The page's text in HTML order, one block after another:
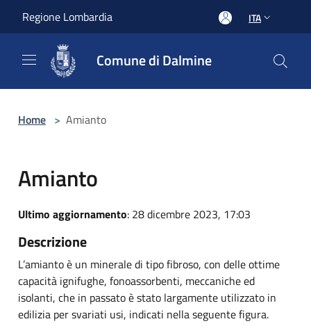
Regione Lombardia ITA
Comune di Dalmine
Home > Amianto
Amianto
Ultimo aggiornamento: 28 dicembre 2023, 17:03
Descrizione
L’amianto è un minerale di tipo fibroso, con delle ottime
capacità ignifughe, fonoassorbenti, meccaniche ed
isolanti, che in passato è stato largamente utilizzato in
edilizia per svariati usi, indicati nella seguente figura.